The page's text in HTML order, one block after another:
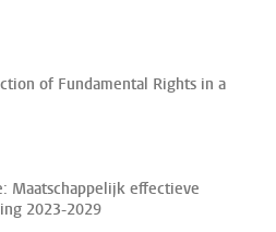
of Fundamental Rights in a
Maatschappelijk effectieve
2023-2029